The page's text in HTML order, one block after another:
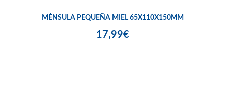
MÉNSULA PEQUEÑA MIEL 65X110X150MM
17,99€